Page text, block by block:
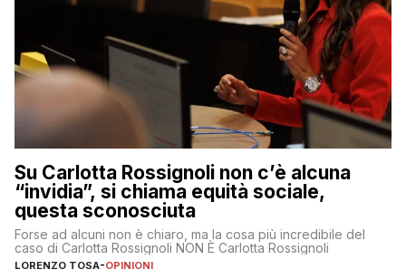
Su Carlotta Rossignoli non c’è alcuna
“invidia”, si chiama equità sociale,
questa sconosciuta
Forse ad alcuni non è chiaro, ma la cosa più incredibile del
caso di Carlotta Rossignoli NON È Carlotta Rossignoli
LORENZO TOSA-OPINIONI